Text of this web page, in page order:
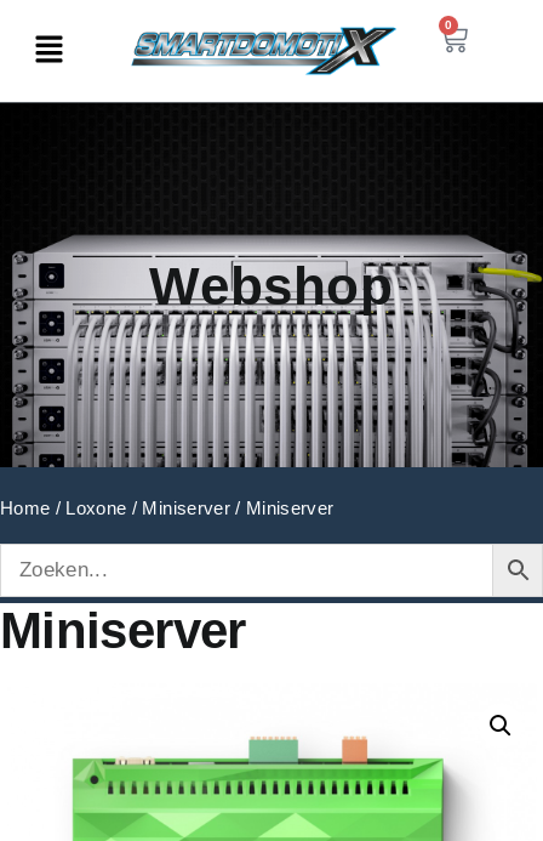
0
Webshop
Home / Loxone / Miniserver/ Miniserver
Miniserver